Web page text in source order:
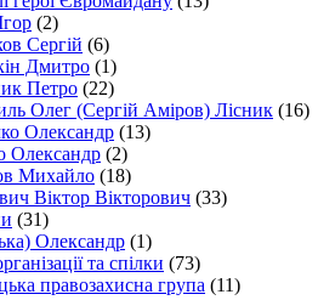
(2)
Сергій (6)
Дмитро (1)
Петро (22)
Олег (Сергій Аміров) Лісник (16)
Олександр (13)
Олександр (2)
Михайло (18)
Віктор Вікторович (33)
(31)
Олександр (1)
та спілки (73)
правозахисна група (11)